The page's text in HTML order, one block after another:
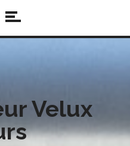
Velux